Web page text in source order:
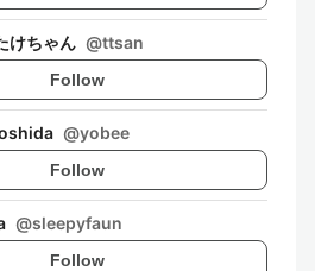
けちゃん @ttsan
Follow
@yobee
Follow
@sleepyfaun
Follow